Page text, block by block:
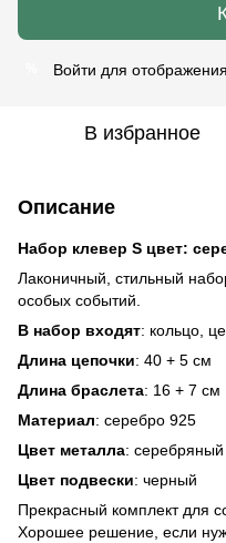
Войти для
В избранное
Описание
Набор клевер S цвет:
Лаконичный, стильный
особых событий.
В набор входят: кольцо,
Длина цепочки: 40 + 5 см
Длина браслета: 16 + 7 см
Материал: серебро 925
Цвет металла: серебряный
Цвет подвески: черный
Прекрасный комплект для
Хорошее решение, если